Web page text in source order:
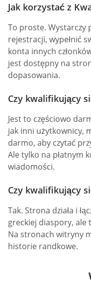
Jak korzystać z
To proste. Wystarczy
rejestracji, wypełnić
konta innych
jest dostępny na
dopasowania.
Czy kwalifikujący
Jest to częściowo
jak inni użytkownicy,
darmo, aby czytać
Ale tylko na płatnym
wiadomości.
Czy kwalifikujący
Tak. Strona działa i
greckiej diaspory, ale
Na stronach witryny
historie randkowe.